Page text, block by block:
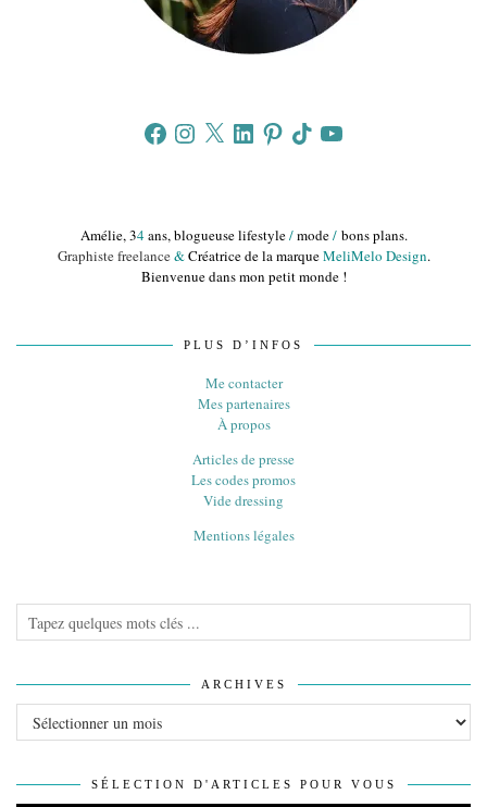
FacebookInstagram
X LinkedInPinterestTikTokYouTube
Amélie, 34ans, blogueuse lifestyle/mode/bons plans.
Graphiste freelance&Créatrice de la marqueMeliMelo Design.
Bienvenue dans mon petit monde !
PLUS D’INFOS
Me contacter
Mes partenaires
À propos
Articles de presse
Les codes promos
Vide dressing
Mentions légales
ARCHIVES
SÉLECTION D'ARTICLES POUR VOUS